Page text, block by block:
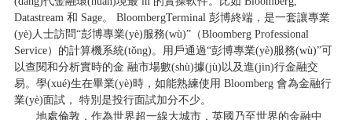
Datastream 和 Sage。 BloombergTerminal 彭博終端，是一套讓專業
(yè)人士訪問“彭博專業(yè)服務(wù)”（Bloomberg Professional
Service）的計算機系統(tǒng)。用戶通過“彭博專業(yè)服務(wù)”可
以查閱和分析實時的金 融市場數(shù)據(jù)以及進(jìn)行金融交
易。學(xué)生在畢業(yè)時，如能熟練使用 Bloomberg 會為金融行
業(yè)面試， 特別是投行面試加分不少。
地處倫敦，作為世界超一線大城市，英國乃至世界的金融中